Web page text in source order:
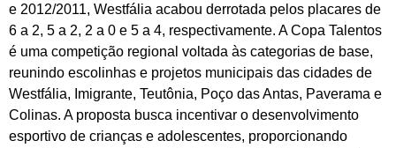
e 2012/2011, Westfália acabou derrotada pelos placares de
6 a 2, 5 a 2, 2 a 0 e 5 a 4, respectivamente. A Copa Talentos
é uma competição regional voltada às categorias de base,
reunindo escolinhas e projetos municipais das cidades de
Westfália, Imigrante, Teutônia, Poço das Antas, Paverama e
Colinas. A proposta busca incentivar o desenvolvimento
esportivo de crianças e adolescentes, proporcionando